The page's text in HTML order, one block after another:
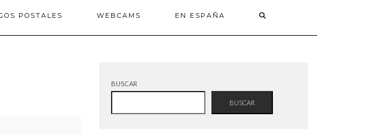
POSTALES WEBCAMS EN ESPAÑA
BUSCAR
BUSCAR